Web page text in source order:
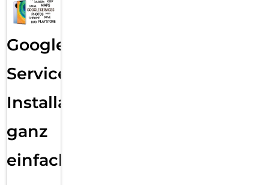
Google
Services
Installation
ganz
einfach